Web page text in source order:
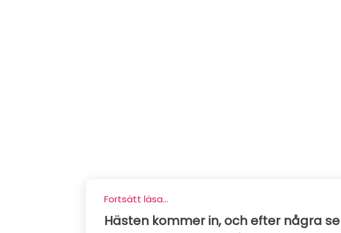
Fortsätt läsa...
Hästen kommer in, och efter några